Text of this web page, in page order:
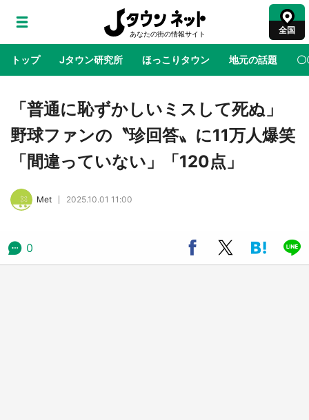
全国
トップ Jタウン研究所 ほっこりタウン 地元の話題 〇
地域×二次元 絶景 あの時はありがとう 物語がはじ
アニメ『はたらく細胞』と神奈川県の3度目コ
ラボ 作品の世界観通じて「小児がん」学べる
「普通に恥ずかしいミスして死ぬ」
野球ファンの〝珍回答〟に11万人爆笑
「間違っていない」「120点」
Met 2025.10.01 11:00
0